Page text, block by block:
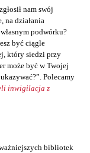
nam swój
na działania
podwórku?
być ciągle
który siedzi przy
może być w Twojej
Polecamy
inwigilacja z
bibliotek